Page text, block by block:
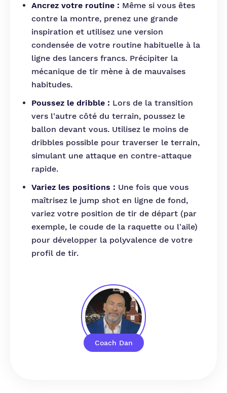
Coach Dan
Ancrez votre routine : Même si vous êtes
contre la montre, prenez une grande
inspiration et utilisez une version
condensée de votre routine habituelle à la
ligne des lancers francs. Précipiter la
mécanique de tir mène à de mauvaises
habitudes.
Poussez le dribble : Lors de la transition
vers l'autre côté du terrain, poussez le
ballon devant vous. Utilisez le moins de
dribbles possible pour traverser le terrain,
simulant une attaque en contre-attaque
rapide.
Variez les positions : Une fois que vous
maîtrisez le jump shot en ligne de fond,
variez votre position de tir de départ (par
exemple, le coude de la raquette ou l'aile)
pour développer la polyvalence de votre
profil de tir.